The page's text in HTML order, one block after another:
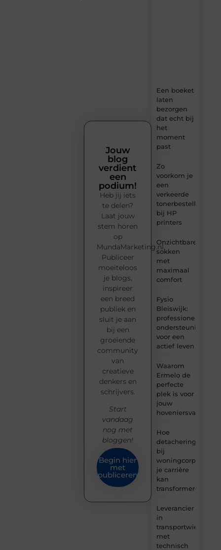
Een boeket
laten
bezorgen
dat echt bij
het
moment
past
Zo
voorkom je
een
verkeerde
tonerbestelling
bij HP
printers
Onzichtbare
sokken
met
maximaal
comfort
Fysio
Bleiswijk:
professionele
ondersteuning
voor een
actief leven
Waarom
Ermelo de
perfecte
plek is voor
jouw
Hoe
detachering
bij
woningcorporaties
je carrière
kan
transformeren
Leverancier
in
transportwielen
met
technisch
Jouw
blog
verdient
een
podium!
Heb jij iets
te delen?
Laat jouw
stem horen
op
MundaMarketing.nl.
Publiceer
moeiteloos
je blogs,
inspireer
een breed
publiek en
sluit je aan
bij een
groeiende
community
van
creatieve
denkers en
schrijvers.
Start
vandaag
nog met
bloggen!
Begin hier
met
publiceren